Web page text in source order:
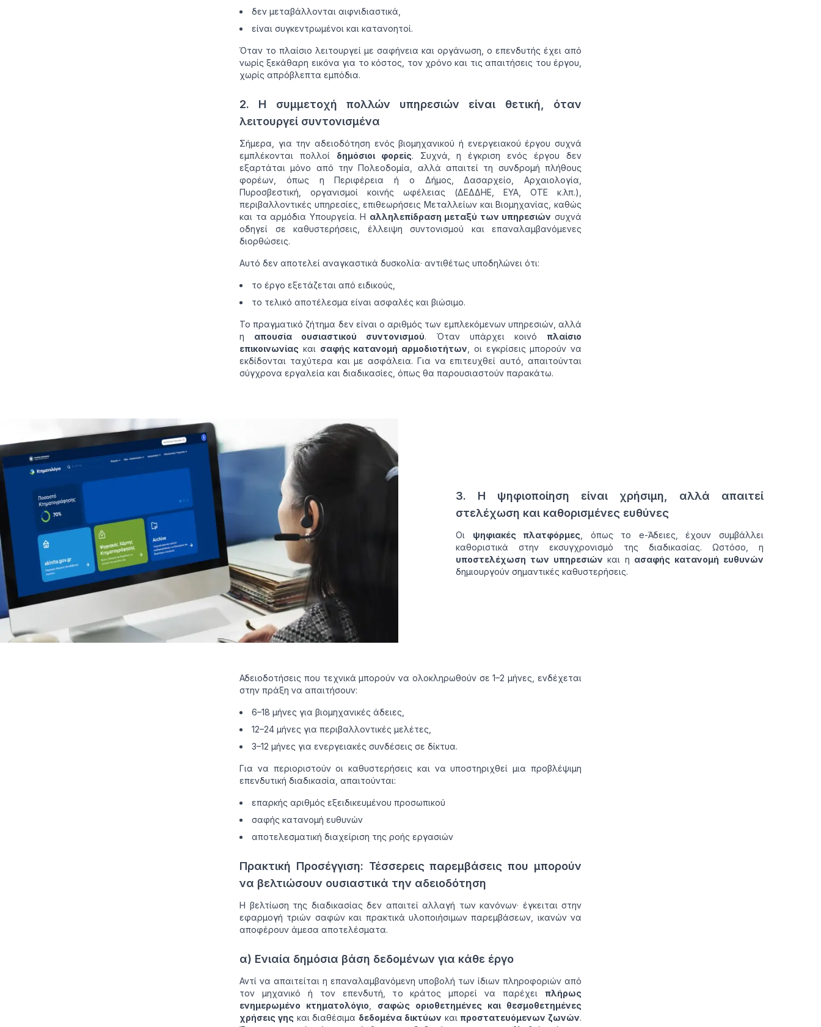
δεν μεταβάλλονται αιφνιδιαστικά,
είναι συγκεντρωμένοι και κατανοητοί.
Όταν το πλαίσιο λειτουργεί με σαφήνεια και οργάνωση, ο επενδυτής έχει από
νωρίς ξεκάθαρη εικόνα για το κόστος, τον χρόνο και τις απαιτήσεις του έργου,
χωρίς απρόβλεπτα εμπόδια.
2. Η συμμετοχή πολλών υπηρεσιών είναι θετική, όταν
λειτουργεί συντονισμένα
Σήμερα, για την αδειοδότηση ενός βιομηχανικού ή ενεργειακού έργου συχνά
εμπλέκονται πολλοί δημόσιοι φορείς. Συχνά, η έγκριση ενός έργου δεν
εξαρτάται μόνο από την Πολεοδομία, αλλά απαιτεί τη συνδρομή πλήθους
φορέων, όπως η Περιφέρεια ή ο Δήμος, Δασαρχείο, Αρχαιολογία,
Πυροσβεστική, οργανισμοί κοινής ωφέλειας (ΔΕΔΔΗΕ, ΕΥΑ, ΟΤΕ κ.λπ.),
περιβαλλοντικές υπηρεσίες, επιθεωρήσεις Μεταλλείων και Βιομηχανίας, καθώς
και τα αρμόδια Υπουργεία. Η αλληλεπίδραση μεταξύ των υπηρεσιών συχνά
οδηγεί σε καθυστερήσεις, έλλειψη συντονισμού και επαναλαμβανόμενες
διορθώσεις.
Αυτό δεν αποτελεί αναγκαστικά δυσκολία· αντιθέτως υποδηλώνει ότι:
το έργο εξετάζεται από ειδικούς,
το τελικό αποτέλεσμα είναι ασφαλές και βιώσιμο.
Το πραγματικό ζήτημα δεν είναι ο αριθμός των εμπλεκόμενων υπηρεσιών, αλλά
η απουσία ουσιαστικού συντονισμού. Όταν υπάρχει κοινόπλαίσιο
επικοινωνίας και σαφής κατανομή αρμοδιοτήτων , οι εγκρίσεις μπορούν να
εκδίδονται ταχύτερα και με ασφάλεια. Για να επιτευχθεί αυτό, απαιτούνται
σύγχρονα εργαλεία και διαδικασίες, όπως θα παρουσιαστούν παρακάτω.
3. Η ψηφιοποίηση είναι χρήσιμη, αλλά απαιτεί
στελέχωση και καθορισμένες ευθύνες
Οι ψηφιακές πλατφόρμες, όπως το e-Άδειες, έχουν συμβάλλει
καθοριστικά στην εκσυγχρονισμό της διαδικασίας. Ωστόσο, η
υποστελέχωση των υπηρεσιών και η ασαφής κατανομή ευθυνών
δημιουργούν σημαντικές καθυστερήσεις.
Αδειοδοτήσεις που τεχνικά μπορούν να ολοκληρωθούν σε 1–2 μήνες, ενδέχεται
στην πράξη να απαιτήσουν:
6–18 μήνες για βιομηχανικές άδειες,
12–24 μήνες για περιβαλλοντικές μελέτες,
3–12 μήνες για ενεργειακές συνδέσεις σε δίκτυα.
Για να περιοριστούν οι καθυστερήσεις και να υποστηριχθεί μια προβλέψιμη
επενδυτική διαδικασία, απαιτούνται:
επαρκής αριθμός εξειδικευμένου προσωπικού
σαφής κατανομή ευθυνών
αποτελεσματική διαχείριση της ροής εργασιών
Πρακτική Προσέγγιση: Τέσσερεις παρεμβάσεις που μπορούν
να βελτιώσουν ουσιαστικά την αδειοδότηση
Η βελτίωση της διαδικασίας δεν απαιτεί αλλαγή των κανόνων· έγκειται στην
εφαρμογή τριών σαφών και πρακτικά υλοποιήσιμων παρεμβάσεων, ικανών να
αποφέρουν άμεσα αποτελέσματα.
α) Ενιαία δημόσια βάση δεδομένων για κάθε έργο
Αντί να απαιτείται η επαναλαμβανόμενη υποβολή των ίδιων πληροφοριών από
τον μηχανικό ή τον επενδυτή, το κράτος μπορεί να παρέχει πλήρως
ενημερωμένο κτηματολόγιο
σαφώς οριοθετημένες και θεσμοθετημένες
χρήσεις γηςκαι διαθέσιμα δεδομένα δικτύων καιπροστατευόμενων ζωνών.